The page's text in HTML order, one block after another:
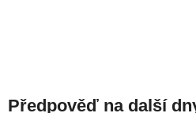
Předpověď na další